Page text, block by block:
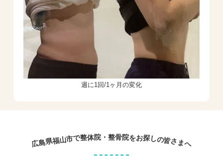
週に1回/1ヶ月の変化
広島県福山市で整体院・ 整骨院をお探しの皆さまへ